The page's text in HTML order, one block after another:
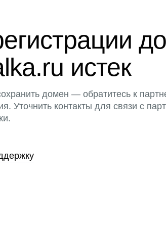
истек
домен — обратитесь к
Уточнить контакты для связи с